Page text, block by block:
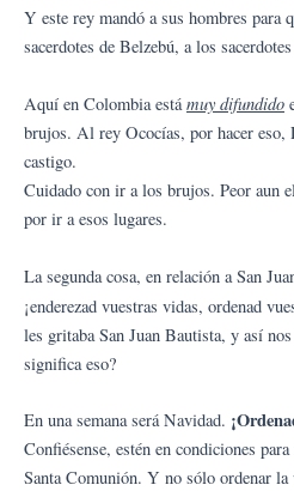
Y este rey mandó a sus hombres para
sacerdotes de Belzebú, a los
Aquí en Colombia estámuy difundido
brujos. Al rey Ococías, por hacer eso,
castigo.
Cuidado con ir a los brujos. Peor aun
por ir a esos lugares.
La segunda cosa, en relación a San
¡enderezad vuestras vidas, ordenad
les gritaba San Juan Bautista, y así
significa eso?
En una semana será Navidad.
Confiésense, estén en condiciones
Santa Comunión. Y no sólo ordenar